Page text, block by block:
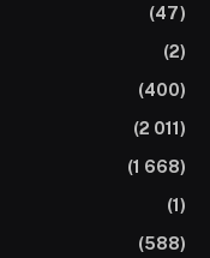
(47)
(2)
(400)
(2 011)
(1 668)
(1)
(588)